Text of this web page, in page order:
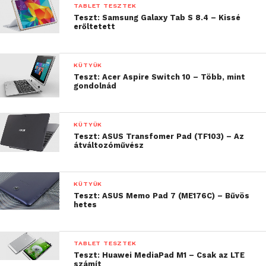
sem terhelik túl a 8 GB-os (ebből körülbelül 5 GB a
felhasználható) tárhelyet.
Persze ne gondoljuk, hogy a dobozból kivéve
TABLET TESZTEK
Teszt: Samsung Galaxy Tab S 8.4 – Kissé
erőltetett
KÜTYÜK
Teszt: Acer Aspire Switch 10 – Több, mint
gondolnád
KÜTYÜK
Teszt: ASUS Transfomer Pad (TF103) – Az
átváltozóművész
KÜTYÜK
Teszt: ASUS Memo Pad 7 (ME176C) – Bűvös
hetes
TABLET TESZTEK
Teszt: Huawei MediaPad M1 – Csak az LTE
számít